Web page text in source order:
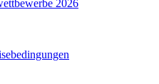
2026